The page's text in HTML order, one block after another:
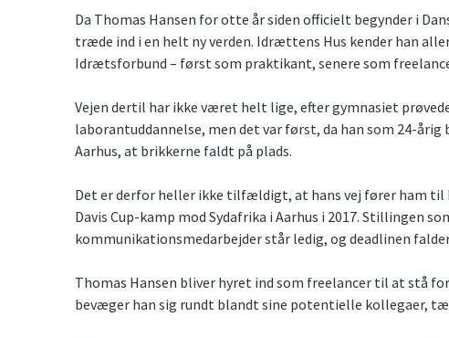
Da Thomas Hansen for otte år siden officielt begynder i
træde ind i en helt ny verden. Idrættens Hus kender han
Idrætsforbund – først som praktikant, senere som
Vejen dertil har ikke været helt lige, efter gymnasiet
laborantuddannelse, men det var først, da han som 24-
Aarhus, at brikkerne faldt på plads.
Det er derfor heller ikke tilfældigt, at hans vej fører ham til
Davis Cup-kamp mod Sydafrika i Aarhus i 2017. Stillingen
kommunikationsmedarbejder står ledig, og deadlinen
Thomas Hansen bliver hyret ind som freelancer til at stå
bevæger han sig rundt blandt sine potentielle kollegaer,